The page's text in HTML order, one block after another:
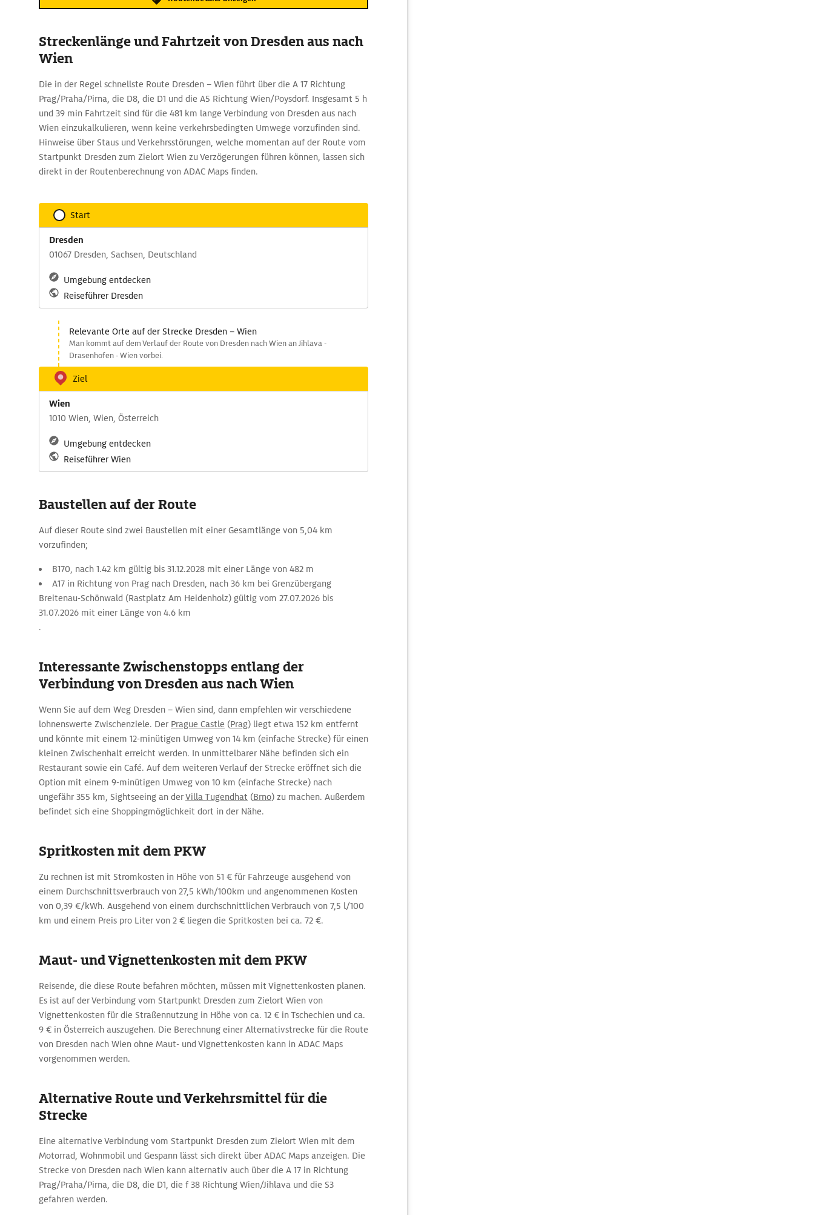
Streckenlänge und Fahrtzeit von Dresden aus nach
Wien
Die in der Regel schnellste Route Dresden – Wien führt über die A 17 Richtung
Prag/Praha/Pirna, die D8, die D1 und die A5 Richtung Wien/Poysdorf. Insgesamt 5 h
und 39 min Fahrtzeit sind für die 481 km lange Verbindung von Dresden aus nach
Wien einzukalkulieren, wenn keine verkehrsbedingten Umwege vorzufinden sind.
Hinweise über Staus und Verkehrsstörungen, welche momentan auf der Route vom
Startpunkt Dresden zum Zielort Wien zu Verzögerungen führen können, lassen sich
direkt in der Routenberechnung von ADAC Maps finden.
Start
Dresden
01067 Dresden, Sachsen, Deutschland
Umgebung entdecken
Reiseführer Dresden
Relevante Orte auf der Strecke Dresden – Wien
Man kommt auf dem Verlauf der Route von Dresden nach Wien an Jihlava -
Drasenhofen - Wien vorbei.
Ziel
Wien
1010 Wien, Wien, Österreich
Umgebung entdecken
Reiseführer Wien
Baustellen auf der Route
Auf dieser Route sind zwei Baustellen mit einer Gesamtlänge von 5,04 km
vorzufinden;
B170, nach 1.42 km gültig bis 31.12.2028 mit einer Länge von 482 m
A17 in Richtung von Prag nach Dresden, nach 36 km bei Grenzübergang
Breitenau-Schönwald (Rastplatz Am Heidenholz) gültig vom 27.07.2026 bis
31.07.2026 mit einer Länge von 4.6 km
.
Interessante Zwischenstopps entlang der
Verbindung von Dresden aus nach Wien
Wenn Sie auf dem Weg Dresden – Wien sind, dann empfehlen wir verschiedene
lohnenswerte Zwischenziele. Der Prague Castle (Prag) liegt etwa 152 km entfernt
und könnte mit einem 12-minütigen Umweg von 14 km (einfache Strecke) für einen
kleinen Zwischenhalt erreicht werden. In unmittelbarer Nähe befinden sich ein
Restaurant sowie ein Café. Auf dem weiteren Verlauf der Strecke eröffnet sich die
Option mit einem 9-minütigen Umweg von 10 km (einfache Strecke) nach
ungefähr 355 km, Sightseeing an derVilla Tugendhat (Brno) zu machen. Außerdem
befindet sich eine Shoppingmöglichkeit dort in der Nähe.
Spritkosten mit dem PKW
Zu rechnen ist mit Stromkosten in Höhe von 51 € für Fahrzeuge ausgehend von
einem Durchschnittsverbrauch von 27,5 kWh/100km und angenommenen Kosten
von 0,39 €/kWh. Ausgehend von einem durchschnittlichen Verbrauch von 7,5 l/100
km und einem Preis pro Liter von 2 € liegen die Spritkosten bei ca. 72 €.
Maut- und Vignettenkosten mit dem PKW
Reisende, die diese Route befahren möchten, müssen mit Vignettenkosten planen.
Es ist auf der Verbindung vom Startpunkt Dresden zum Zielort Wien von
Vignettenkosten für die Straßennutzung in Höhe von ca. 12 € in Tschechien und ca.
9 € in Österreich auszugehen. Die Berechnung einer Alternativstrecke für die Route
von Dresden nach Wien ohne Maut- und Vignettenkosten kann in ADAC Maps
vorgenommen werden.
Alternative Route und Verkehrsmittel für die
Strecke
Eine alternative Verbindung vom Startpunkt Dresden zum Zielort Wien mit dem
Motorrad, Wohnmobil und Gespann lässt sich direkt über ADAC Maps anzeigen. Die
Strecke von Dresden nach Wien kann alternativ auch über die A 17 in Richtung
Prag/Praha/Pirna, die D8, die D1, die f 38 Richtung Wien/Jihlava und die S3
gefahren werden.